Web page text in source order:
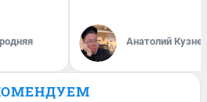
Анатолий